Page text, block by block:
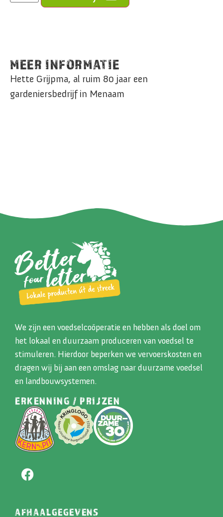
MEER INFORMATIE
Hette Grijpma, al ruim 80 jaar een
gardeniersbedrijf in Menaam
We zijn een voedselcoöperatie en hebben als doel om
het lokaal en duurzaam produceren van voedsel te
stimuleren. Hierdoor beperken we vervoerskosten en
dragen wij bij aan een omslag naar duurzame voedsel
en landbouwsystemen.
ERKENNING / PRIJZEN
AFHAALGEGEVENS